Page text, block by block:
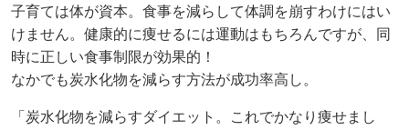
子育ては体が資本。食事を減らして体調を崩すわけにはい
けません。健康的に痩せるには運動はもちろんですが、同
時に正しい食事制限が効果的！
なかでも炭水化物を減らす方法が成功率高し。
「炭水化物を減らすダイエット。これでかなり痩せまし